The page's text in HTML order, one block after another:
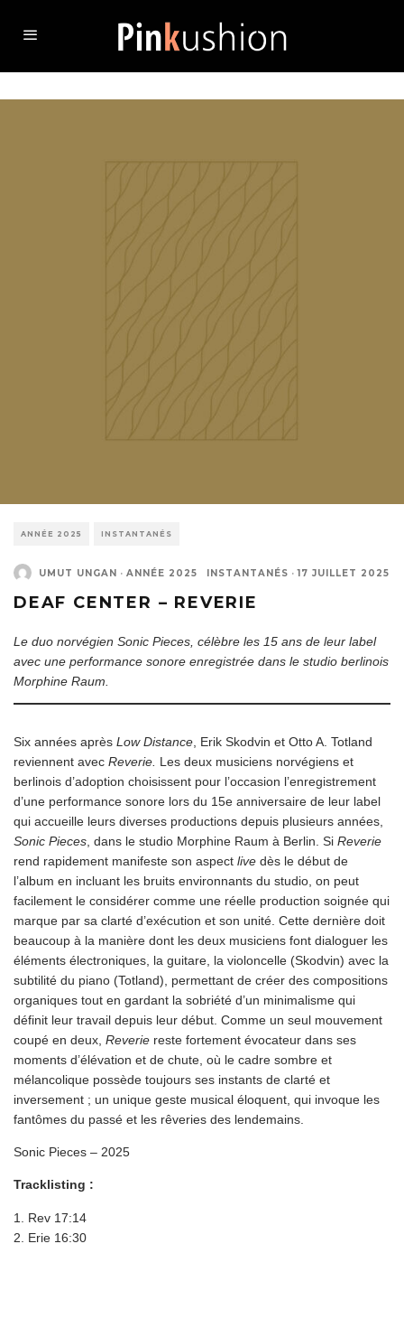
ANNÉE 2025 INSTANTANÉS
UMUT UNGAN · ANNÉE 2025 INSTANTANÉS · 17 JUILLET 2025
DEAF CENTER – REVERIE
Le duo norvégien Sonic Pieces, célèbre les 15 ans de leur label
avec une performance sonore enregistrée dans le studio berlinois
Morphine Raum.
Six années après Low Distance , Erik Skodvin et Otto A. Totland
reviennent avec Reverie. Les deux musiciens norvégiens et
berlinois d’adoption choisissent pour l’occasion l’enregistrement
d’une performance sonore lors du 15e anniversaire de leur label
qui accueille leurs diverses productions depuis plusieurs années,
Sonic Pieces , dans le studio Morphine Raum à Berlin. Si Reverie
rend rapidement manifeste son aspect live dès le début de
l’album en incluant les bruits environnants du studio, on peut
facilement le considérer comme une réelle production soignée qui
marque par sa clarté d’exécution et son unité. Cette dernière doit
beaucoup à la manière dont les deux musiciens font dialoguer les
éléments électroniques, la guitare, la violoncelle (Skodvin) avec la
subtilité du piano (Totland), permettant de créer des compositions
organiques tout en gardant la sobriété d’un minimalisme qui
définit leur travail depuis leur début. Comme un seul mouvement
coupé en deux, Reverie reste fortement évocateur dans ses
moments d’élévation et de chute, où le cadre sombre et
mélancolique possède toujours ses instants de clarté et
inversement ; un unique geste musical éloquent, qui invoque les
fantômes du passé et les rêveries des lendemains.
Sonic Pieces – 2025
Tracklisting :
Rev 17:14
Erie 16:30